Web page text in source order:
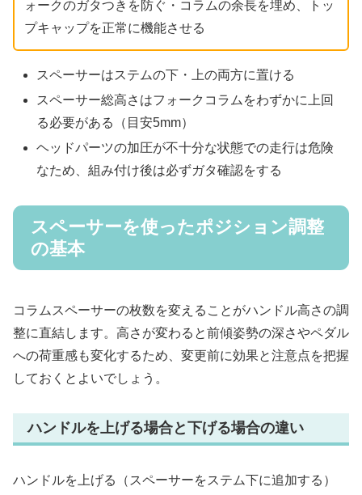
ォークのガタつきを防ぐ・コラムの余長を埋め、トッ
プキャップを正常に機能させる
スペーサーはステムの下・上の両方に置ける
スペーサー総高さはフォークコラムをわずかに上回
る必要がある（目安5mm）
ヘッドパーツの加圧が不十分な状態での走行は危険
なため、組み付け後は必ずガタ確認をする
スペーサーを使ったポジション調整
の基本
コラムスペーサーの枚数を変えることがハンドル高さの調
整に直結します。高さが変わると前傾姿勢の深さやペダル
への荷重感も変化するため、変更前に効果と注意点を把握
しておくとよいでしょう。
ハンドルを上げる場合と下げる場合の違い
ハンドルを上げる（スペーサーをステム下に追加する）